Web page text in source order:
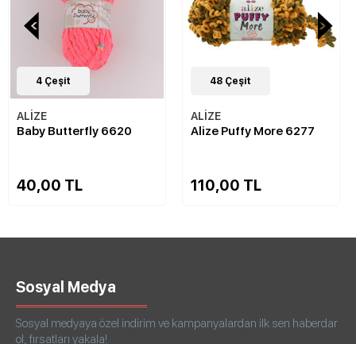
4 Çeşit
ALİZE
Baby Butterfly 6620
40,00 TL
48 Çeşit
ALİZE
Alize Puffy More 6277
110,00 TL
Sosyal Medya
Sosyal medyaya özel indirim ve kampanyalardan ilk sen haberdar
ol, fırsatları yakala!